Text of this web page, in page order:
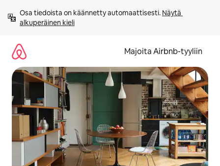
sisältö
väliin
Osa tiedoista on käännetty automaattisesti. Näytä
alkuperäinen kieli
Majoita Airbnb-tyyliin